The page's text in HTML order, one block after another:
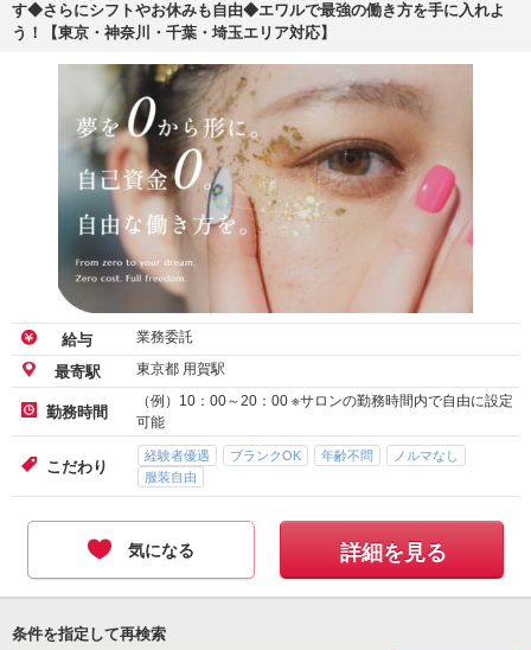
す◆さらにシフトやお休みも自由◆エワルで最強の働き方を手に入れよ
う！【東京・神奈川・千葉・埼玉エリア対応】
給与 業務委託
最寄駅 東京都 用賀駅
勤務時間
（例）10：00～20：00 ※サロンの勤務時間内で自由に設定
可能
こだわり
経験者優遇 ブランクOK 年齢不問
ノルマなし
服装自由
気になる 詳細を見る
条件を指定して再検索